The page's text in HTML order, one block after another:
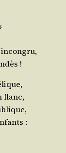
incongru,
!
flanc,
: